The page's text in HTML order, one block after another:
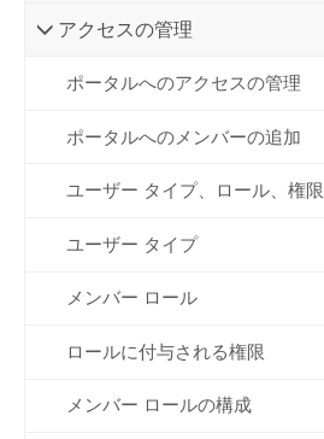
アクセスの管理
ポータルへのアクセスの管理
ポータルへのメンバーの追加
ユーザー タイプ、ロール、権限
ユーザー タイプ
メンバー ロール
ロールに付与される権限
メンバー ロールの構成